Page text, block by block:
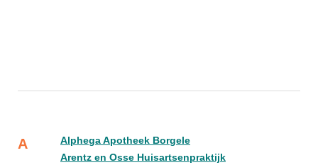
A
Alphega Apotheek Borgele
Arentz en Osse Huisartsenpraktijk